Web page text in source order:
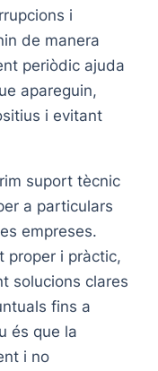
i
de manera
periòdic ajuda
apareguin,
i evitant
suport tècnic
a particulars
empreses.
proper i pràctic,
solucions clares
fins a
és que la
i no